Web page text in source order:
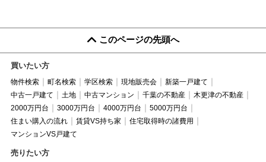
このページの先頭へ
買いたい方
物件検索 町名検索 学区検索 現地販売会
新築一戸建て
中古一戸建て
土地 中古マンション 千葉の不動産
木更津の不動産
2000万円台
3000万円台 4000万円台
5000万円台
住まい購入の流れ
賃貸VS持ち家
住宅取得時の諸費用
マンションVS戸建て
売りたい方